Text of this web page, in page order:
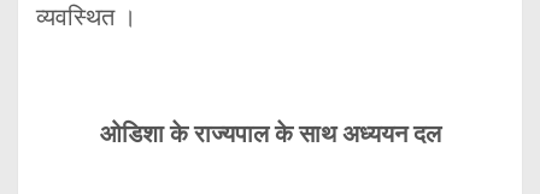
व्यवस्थित ।
ओडिशा के राज्यपाल के साथ अध्ययन दल